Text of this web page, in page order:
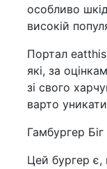
особливо
високій
Портал
які, за
зі свого
варто
Гамбургер
Цей бургер